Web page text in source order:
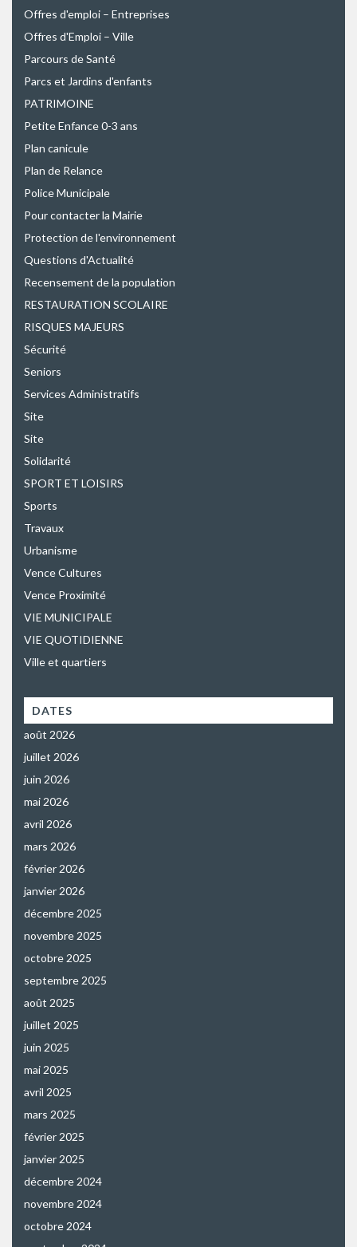
Offres d'emploi – Entreprises
Offres d'Emploi – Ville
Parcours de Santé
Parcs et Jardins d'enfants
PATRIMOINE
Petite Enfance 0-3 ans
Plan canicule
Plan de Relance
Police Municipale
Pour contacter la Mairie
Protection de l'environnement
Questions d'Actualité
Recensement de la population
RESTAURATION SCOLAIRE
RISQUES MAJEURS
Sécurité
Seniors
Services Administratifs
Site
Site
Solidarité
SPORT ET LOISIRS
Sports
Travaux
Urbanisme
Vence Cultures
Vence Proximité
VIE MUNICIPALE
VIE QUOTIDIENNE
Ville et quartiers
DATES
août 2026
juillet 2026
juin 2026
mai 2026
avril 2026
mars 2026
février 2026
janvier 2026
décembre 2025
novembre 2025
octobre 2025
septembre 2025
août 2025
juillet 2025
juin 2025
mai 2025
avril 2025
mars 2025
février 2025
janvier 2025
décembre 2024
novembre 2024
octobre 2024